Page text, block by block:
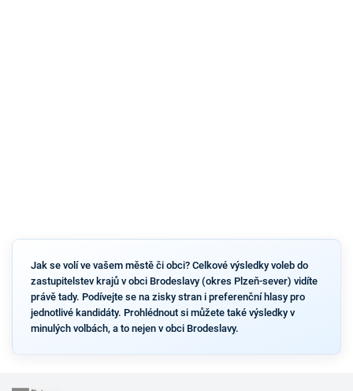
Jak se volí ve vašem městě či obci? Celkové výsledky voleb do
zastupitelstev krajů v obci Brodeslavy (okres Plzeň-sever) vidíte
právě tady. Podívejte se na zisky stran i preferenční hlasy pro
jednotlivé kandidáty. Prohlédnout si můžete také výsledky v
minulých volbách, a to nejen v obci Brodeslavy.